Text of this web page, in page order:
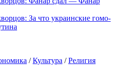
За что украинские гомо-
/Культура /Религия